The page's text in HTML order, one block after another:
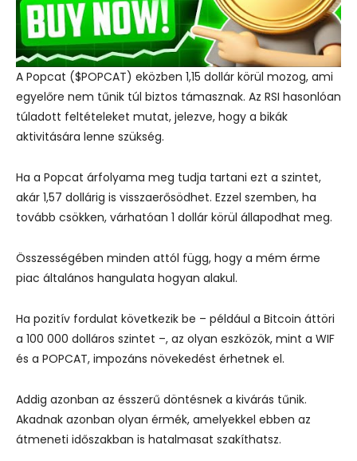
A Popcat ($POPCAT) eközben 1,15 dollár körül mozog, ami
egyelőre nem tűnik túl biztos támasznak. Az RSI hasonlóan
túladott feltételeket mutat, jelezve, hogy a bikák
aktivitására lenne szükség.
Ha a Popcat árfolyama meg tudja tartani ezt a szintet,
akár 1,57 dollárig is visszaerősödhet. Ezzel szemben, ha
tovább csökken, várhatóan 1 dollár körül állapodhat meg.
Összességében minden attól függ, hogy a mém érme
piac általános hangulata hogyan alakul.
Ha pozitív fordulat következik be – például a Bitcoin áttöri
a 100 000 dolláros szintet –, az olyan eszközök, mint a WIF
és a POPCAT, impozáns növekedést érhetnek el.
Addig azonban az ésszerű döntésnek a kivárás tűnik.
Akadnak azonban olyan érmék, amelyekkel ebben az
átmeneti időszakban is hatalmasat szakíthatsz.